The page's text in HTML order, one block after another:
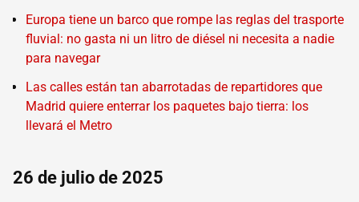
Europa tiene un barco que rompe las reglas del trasporte
fluvial: no gasta ni un litro de diésel ni necesita a nadie
para navegar
Las calles están tan abarrotadas de repartidores que
Madrid quiere enterrar los paquetes bajo tierra: los
llevará el Metro
26 de julio de 2025